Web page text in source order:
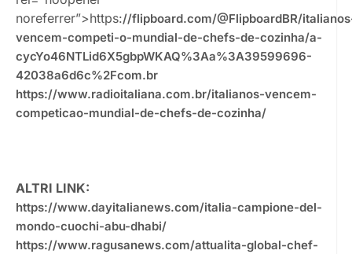
noreferrer”>https://flipboard.com/@FlipboardBR/
vencem-competi-o-mundial-de-chefs-de-cozinha/a-
cycYo46NTLid6X5gbpWKAQ%3Aa%3A39599696-
42038a6d6c%2Fcom.br
https://www.radioitaliana.com.br/italianos-vencem-
competicao-mundial-de-chefs-de-cozinha/
ALTRI LINK:
https://www.dayitalianews.com/italia-campione-del-
mondo-cuochi-abu-dhabi/
https://www.ragusanews.com/attualita-global-chef-